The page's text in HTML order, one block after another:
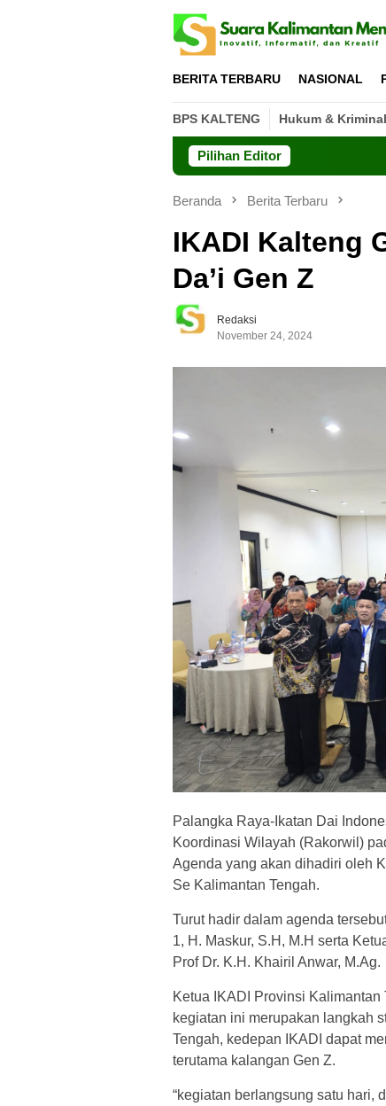
BERITA TERBARU NASIONAL
BPS KALTENG Hukum & Kriminal
Pilihan Editor
Beranda Berita Terbaru
IKADI Kalteng
Da’i Gen Z
Redaksi
November 24, 2024
Palangka Raya-Ikatan Dai
Koordinasi Wilayah (Rakorwil)
Agenda yang akan dihadiri oleh
Se Kalimantan Tengah.
Turut hadir dalam agenda
1, H. Maskur, S.H, M.H serta
Prof Dr. K.H. Khairil Anwar, M.Ag.
Ketua IKADI Provinsi
kegiatan ini merupakan langkah
Tengah, kedepan IKADI dapat
terutama kalangan Gen Z.
“kegiatan berlangsung satu hari,